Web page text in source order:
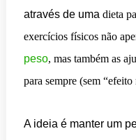
através de uma dieta
exercícios físicos não
peso, mas também as
para sempre (sem “efeito
A ideia é manter um